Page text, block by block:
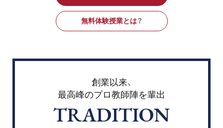
無料体験授業とは？
創業以来、
最高峰のプロ教師陣を輩出
TRADITION